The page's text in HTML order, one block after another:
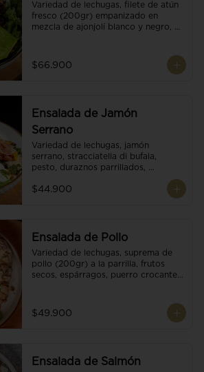
Variedad de lechugas, filete de atún
fresco (200gr) empanizado en
mezcla de ajonjolí blanco y negro,
parmesano, puerro crocante y
reducción de balsámico.
$66.900
Ensalada de Jamón
Serrano
Variedad de lechugas, jamón
serrano, stracciatella di bufala,
pesto, duraznos parrillados,
tomate cherry y vinagreta
$44.900
Ensalada de Pollo
Variedad de lechugas, suprema de
pollo (200gr) a la parrilla, frutos
secos, espárragos, puerro crocante,
balsámico.
$49.900
Ensalada de Salmón